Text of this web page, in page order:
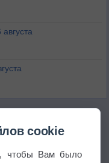
cookie
чтобы Вам было